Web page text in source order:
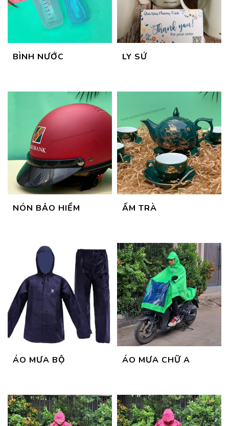
BÌNH NƯỚC LY SỨ
NÓN BẢO HIỂM ẤM TRÀ
ÁO MƯA BỘ ÁO MƯA CHỮ A